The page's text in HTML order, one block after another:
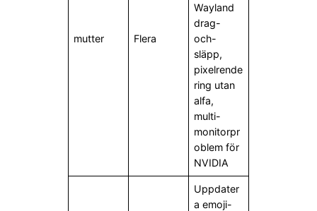
mutter Flera
Wayland
drag-
och-
släpp,
pixelrende
ring utan
alfa,
multi-
monitorpr
oblem för
NVIDIA
Uppdater
a emoji-